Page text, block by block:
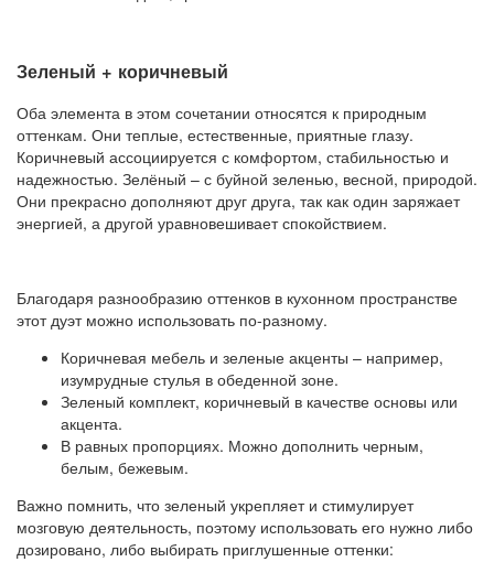
Зеленый + коричневый
Оба элемента в этом сочетании относятся к природным
оттенкам. Они теплые, естественные, приятные глазу.
Коричневый ассоциируется с комфортом, стабильностью и
надежностью. Зелёный – с буйной зеленью, весной, природой.
Они прекрасно дополняют друг друга, так как один заряжает
энергией, а другой уравновешивает спокойствием.
Благодаря разнообразию оттенков в кухонном пространстве
этот дуэт можно использовать по-разному.
Коричневая мебель и зеленые акценты – например,
изумрудные стулья в обеденной зоне.
Зеленый комплект, коричневый в качестве основы или
акцента.
В равных пропорциях. Можно дополнить черным,
белым, бежевым.
Важно помнить, что зеленый укрепляет и стимулирует
мозговую деятельность, поэтому использовать его нужно либо
дозировано, либо выбирать приглушенные оттенки: